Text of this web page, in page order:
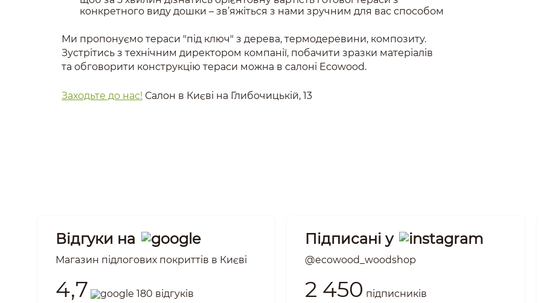
конкретного виду дошки – зв’яжіться з нами зручним для вас способом
Ми пропонуємо тераси "під ключ" з дерева, термодеревини, композиту.
Зустрітись з технічним директором компанії, побачити зразки матеріалів
та обговорити конструкцію тераси можна в салоні Ecowood.
Заходьте до нас! Салон в Києві на Глибочицькій, 13
Відгуки на
Магазин підлогових покриттів в Києві
4,7 180 відгуків
Підписані у
@ecowood_woodshop
2 450 підписників